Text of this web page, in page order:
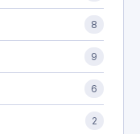
8
9
6
2